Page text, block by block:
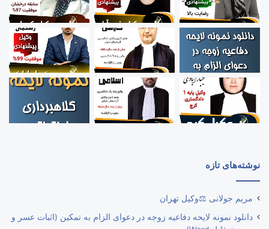
نوشته‌های تازه
مریم جولانی ⚖️وکیل تهران
دانلود نمونه لایحه دفاعیه زوجه در دعوای الزام به تمکین (اثبات عسر و